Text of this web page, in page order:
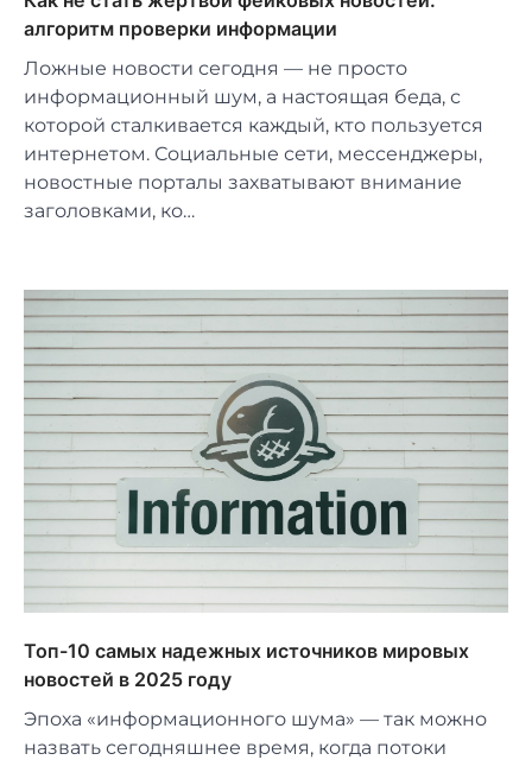
алгоритм проверки информации
Ложные новости сегодня — не просто
информационный шум, а настоящая беда, с
которой сталкивается каждый, кто пользуется
интернетом. Социальные сети, мессенджеры,
новостные порталы захватывают внимание
заголовками, ко…
Топ-10 самых надежных источников мировых
новостей в 2025 году
Эпоха «информационного шума» — так можно
назвать сегодняшнее время, когда потоки